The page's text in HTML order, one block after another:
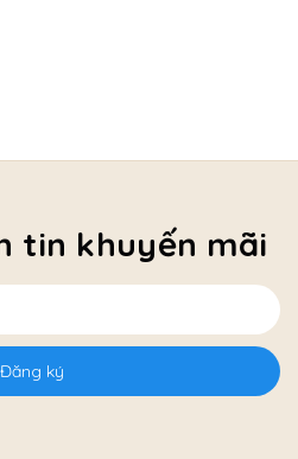
tin khuyến mãi
Đăng ký